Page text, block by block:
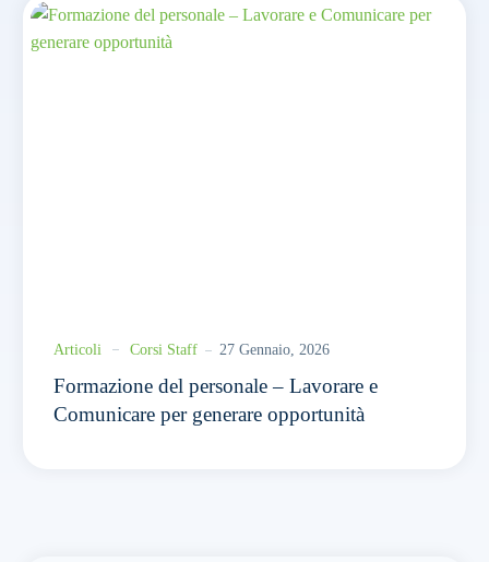
Articoli Corsi Staff 27 Gennaio, 2026
Formazione del personale – Lavorare e
Comunicare per generare opportunità